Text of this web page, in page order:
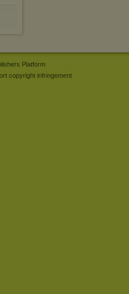
Platform
copyright infringement